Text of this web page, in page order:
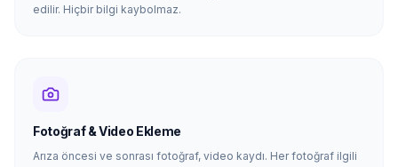
edilir. Hiçbir bilgi kaybolmaz.
Fotoğraf & Video Ekleme
Arıza öncesi ve sonrası fotoğraf, video kaydı. Her fotoğraf ilgili